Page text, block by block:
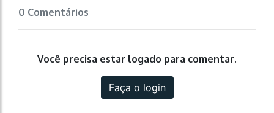
0 Comentários
Você precisa estar logado para comentar.
Faça o login